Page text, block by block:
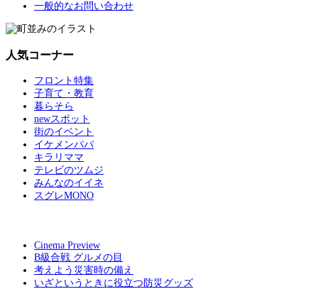
一般的なお問い合わせ
人気コーナー
フロント特集
子育て・教育
暮らそら
newスポット
街のイベント
イケメンパパ
キラリママ
テレビのツムジ
みんなのイイネ
スグレMONO
Cinema Preview
B級合戦 グルメの目
考えよう災害時の備え
いざというときに役立つ防災グッズ